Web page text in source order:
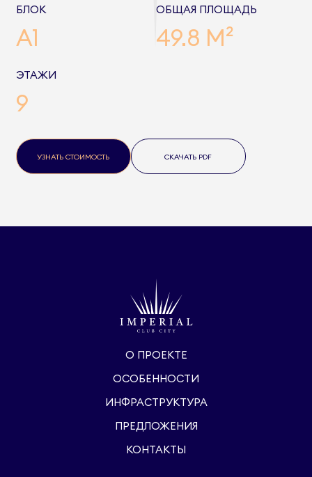
БЛОК
A1
ОБЩАЯ ПЛОЩАДЬ
49.8 М²
ЭТАЖИ
9
УЗНАТЬ СТОИМОСТЬ СКАЧАТЬ PDF
О ПРОЕКТЕ
ОСОБЕННОСТИ
ИНФРАСТРУКТУРА
ПРЕДЛОЖЕНИЯ
КОНТАКТЫ